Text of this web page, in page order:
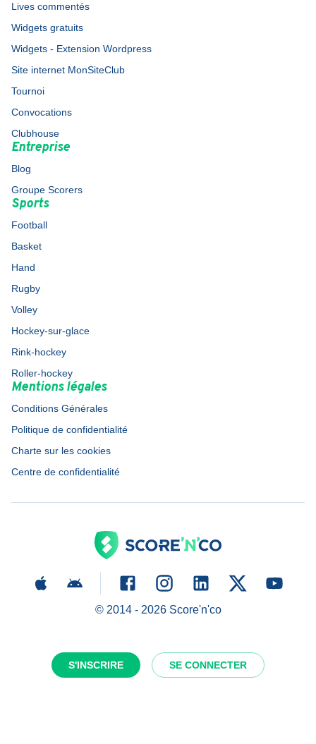
S'INSCRIRE SE CONNECTER
Lives commentés
Widgets gratuits
Widgets - Extension Wordpress
Site internet MonSiteClub
Tournoi
Convocations
Clubhouse
Entreprise
Blog
Groupe Scorers
Sports
Football
Basket
Hand
Rugby
Volley
Hockey-sur-glace
Rink-hockey
Roller-hockey
Mentions légales
Conditions Générales
Politique de confidentialité
Charte sur les cookies
Centre de confidentialité
© 2014 - 2026Score'n'co